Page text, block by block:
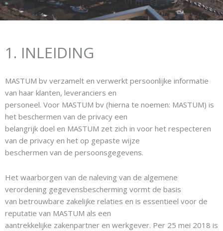
1. INLEIDING
MASTUM bv verzamelt en verwerkt persoonlijke informatie
van haar klanten, leveranciers en
personeel. Voor MASTUM bv (hierna te noemen: MASTUM) is
het beschermen van de privacy een
belangrijk doel en MASTUM zet zich in voor het respecteren
van de privacy en het op gepaste wijze
beschermen van de persoonsgegevens.
Het waarborgen van de naleving van de algemene
verordening gegevensbescherming vormt de basis
van betrouwbare zakelijke relaties en is essentieel voor de
reputatie van MASTUM als een
aantrekkelijke zakenpartner en werkgever. Per 25 mei 2018 is